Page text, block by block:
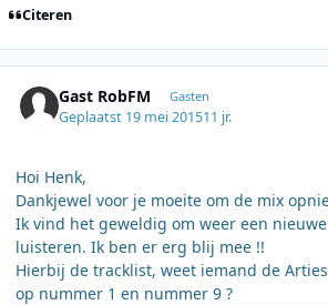
Citeren
Gast RobFM Gasten
Geplaatst 19 mei 201511 jr.
Hoi Henk,
Dankjewel voor je moeite om de mix
Ik vind het geweldig om weer een nieuwe
luisteren. Ik ben er erg blij mee !!
Hierbij de tracklist, weet iemand de
op nummer 1 en nummer 9 ?